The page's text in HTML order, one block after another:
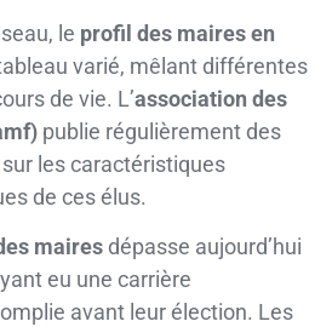
le profil des maires en
varié, mêlant différentes
de vie. L’association des
publie régulièrement des
les caractéristiques
de ces élus.
maires dépasse aujourd’hui
eu une carrière
avant leur élection. Les